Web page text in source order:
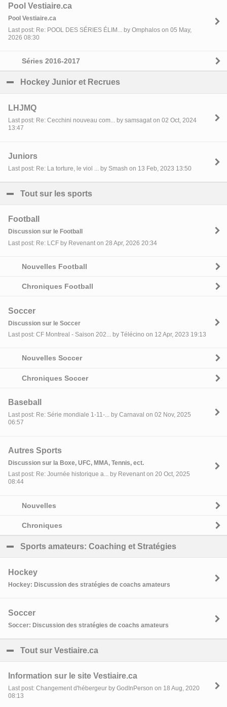
Pool Vestiaire.ca
Pool Vestiaire.ca
Last post: Re: POOL DES SÉRIES ÉLIM... by Omphalos on 05 May,
2026 08:30
Séries 2016-2017
Hockey Junior et Recrues
LHJMQ
Last post: Re: Cecchini nouveau com... by samsagat on 02 Oct, 2024
13:47
Juniors
Last post: Re: La torture, le viol ... by Smash on 13 Feb, 2023 13:50
Tout sur les sports
Football
Discussion sur le Football
Last post: Re: LCF by Revenant on 28 Apr, 2026 20:34
Nouvelles Football
Chroniques Football
Soccer
Discussion sur le Soccer
Last post: CF Montreal - Saison 202... by Télécino on 12 Apr, 2023 19:13
Nouvelles Soccer
Chroniques Soccer
Baseball
Last post: Re: Série mondiale 1-11-... by Carnaval on 02 Nov, 2025
06:57
Autres Sports
Discussion sur la Boxe, UFC, MMA, Tennis, ect.
Last post: Re: Journée historique a... by Revenant on 20 Oct, 2025
08:44
Nouvelles
Chroniques
Sports amateurs: Coaching et Stratégies
Hockey
Hockey: Discussion des stratégies de coachs amateurs
Soccer
Soccer: Discussion des stratégies de coachs amateurs
Tout sur Vestiaire.ca
Information sur le site Vestiaire.ca
Last post: Changement d'hébergeur by GodInPerson on 18 Aug, 2020
08:13